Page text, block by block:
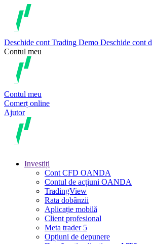
Deschide cont Trading Demo Deschide cont
Contul meu
Contul meu
Comerț online
Ajutor
Investiți
Cont CFD OANDA
Contul de acțiuni OANDA
TradingView
Rata dobânzii
Aplicație mobilă
Client profesional
Meta trader 5
Opțiuni de depunere